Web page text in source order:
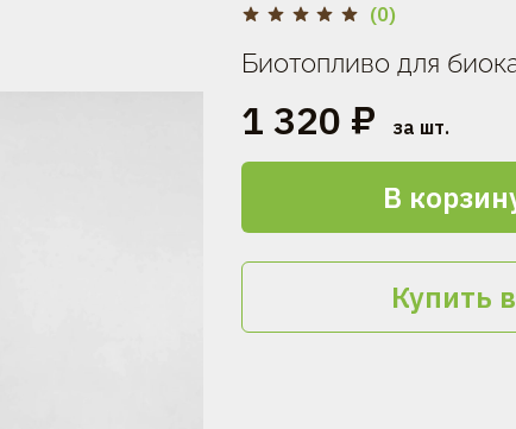
(0)
Биотопливо для
1 320 ₽ за шт.
В
Купить